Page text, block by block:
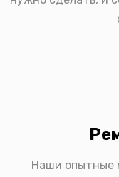
Наши опытные